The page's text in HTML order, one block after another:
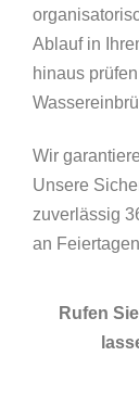
Ablauf in
hinaus
Wir
Unsere
zuverlässig
an
Rufen